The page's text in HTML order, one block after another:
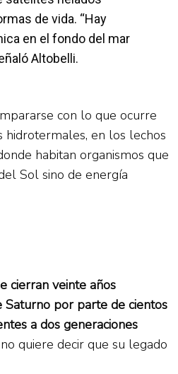
de vida. “Hay
en el fondo del mar
Altobelli.
con lo que ocurre
hidrotermales, en los lechos
habitan organismos que
Sol sino de energía
cierran veinte años
Saturno por parte de cientos
a dos generaciones
quiere decir que su legado